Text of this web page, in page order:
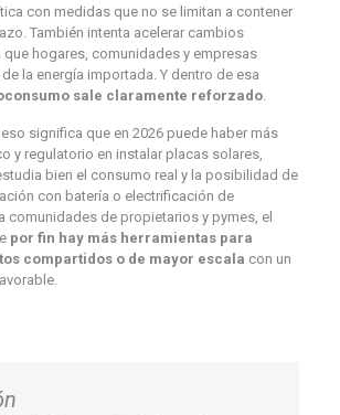
con medidas que no se limitan a contener
También intenta acelerar cambios
que hogares, comunidades y empresas
la energía importada. Y dentro de esa
sale claramente reforzado.
eso significa que en 2026 puede haber más
y regulatorio en instalar placas solares,
bien el consumo real y la posibilidad de
con batería o electrificación de
comunidades de propietarios y pymes, el
por fin hay más herramientas para
compartidos o de mayor escala con un